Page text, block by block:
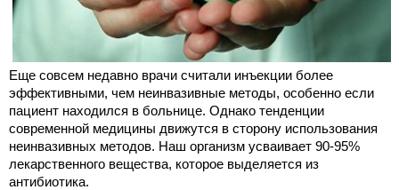
Еще совсем недавно врачи считали инъекции более
эффективными, чем неинвазивные методы, особенно если
пациент находился в больнице. Однако тенденции
современной медицины движутся в сторону использования
неинвазивных методов. Наш организм усваивает 90-95%
лекарственного вещества, которое выделяется из
антибиотика.